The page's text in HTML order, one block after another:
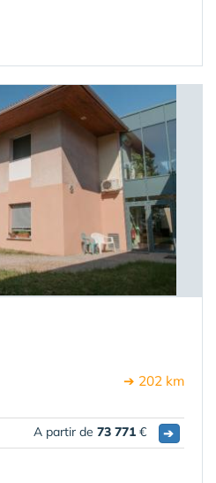
➔ 202 km
A partir de 73 771 € ➔